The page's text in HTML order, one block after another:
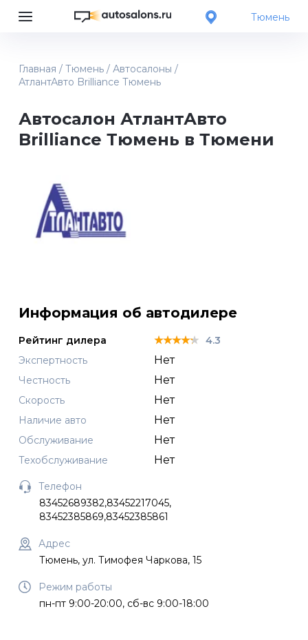
Главная / Тюмень / Автосалоны /
АтлантАвто Brilliance Тюмень
Тюмень
Автосалон АтлантАвто
Brilliance Тюмень в Тюмени
Информация об автодилере
Рейтинг дилера ★★★★★
★★★★★
★★★★★ 4.3
Экспертность
Нет
Честность Нет
Скорость Нет
Наличие авто Нет
Обслуживание Нет
Техобслуживание Нет
Телефон
83452689382,83452217045,
83452385869,83452385861
Адрес
Тюмень, ул. Тимофея Чаркова, 15
Режим работы
пн-пт 9:00-20:00, сб-вс 9:00-18:00